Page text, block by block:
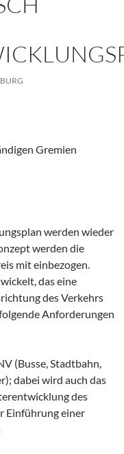
Gremien
werden wieder
werden die
mit einbezogen.
das eine
des Verkehrs
Anforderungen
(Busse, Stadtbahn,
dabei wird auch das
des
Einführung einer